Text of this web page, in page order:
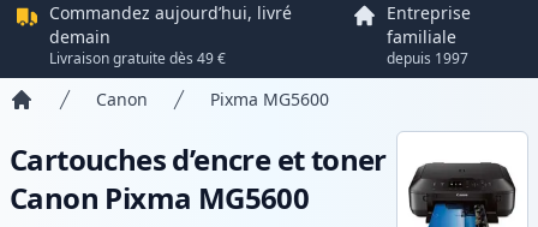
Commandez aujourd’hui, livré
demain
Livraison gratuite dès 49 €
Entreprise
familiale
depuis 1997
Canon Pixma MG5600
Cartouches d’encre et toner
Canon Pixma MG5600